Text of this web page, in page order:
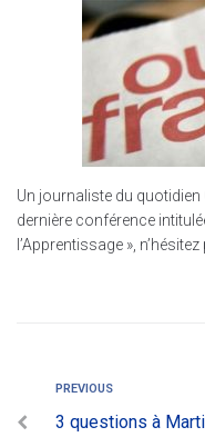
Un journaliste du
dernière conférence
l’Apprentissage »,
PREVIOUS
3 questions à